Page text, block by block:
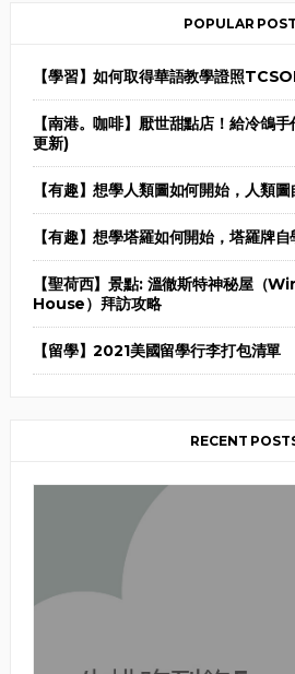
POPULAR
【學習】如何取得華語教學證照
【南港。咖啡】厭世甜點店！給冷鴿
更新)
【有趣】想學人類圖如何開始，人類
【有趣】想學塔羅如何開始，塔羅牌
【聖荷西】景點: 溫徹斯特神秘屋
House）拜訪攻略
【留學】2021美國留學行李打包清單
RECENT